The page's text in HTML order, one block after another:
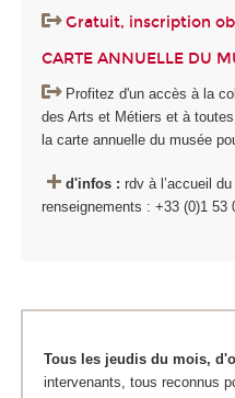
Gratuit, inscription
CARTE ANNUELLE DU
Profitez d'un accès à la
des Arts et Métiers et à
la carte annuelle du musée
d'infos : rdv à l’accueil
renseignements : +33 (0)1 53
Tous les jeudis du mois,
intervenants, tous reconnus